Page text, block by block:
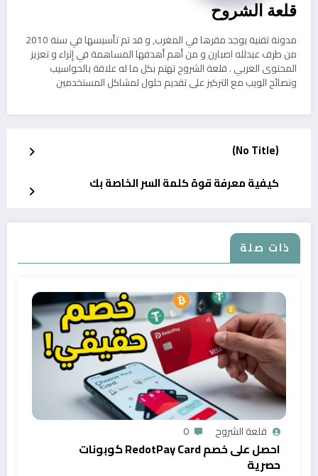
قلعة الشروح
مدونة تقنية يوجد مقرها في المغرب, و قد تم تأسيسها في سنة 2010
من طرف عبدلله اصبارن و من أهم أهدفها المساهمة في إثراء و تعزيز
المحتوى العربي . قلعة الشروح تهتم بكل ما له علاقة بالحواسيب
ونصائح الويب مع التركيز على تقديم حلول لمشاكل المستخدمين
(No Title)
كيفية معرفة قوة كلمة السر الخاصة بك
ذات صلة
قلعة الشروح 0
احصل على خصم RedotPay Card كوبونات
حصرية